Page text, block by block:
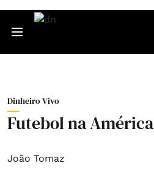
Dinheiro Vivo
Futebol na América
João Tomaz